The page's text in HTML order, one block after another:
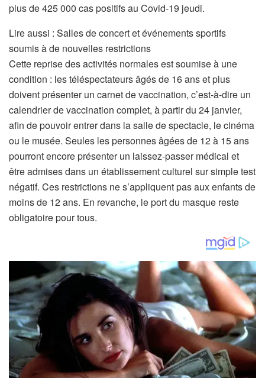
plus de 425 000 cas positifs au Covid-19 jeudi.
Lire aussi : A
r
t
i
c
l
e
r
é
s
e
r
v
n
o
n
Salles de concert et événements sportifs
soumis à de nouvelles restrictions
Cette reprise des activités normales est soumise à une
condition : les téléspectateurs âgés de 16 ans et plus
doivent présenter un carnet de vaccination, c’est-à-dire un
calendrier de vaccination complet, à partir du 24 janvier,
afin de pouvoir entrer dans la salle de spectacle, le cinéma
ou le musée. Seules les personnes âgées de 12 à 15 ans
pourront encore présenter un laissez-passer médical et
être admises dans un établissement culturel sur simple test
négatif. Ces restrictions ne s’appliquent pas aux enfants de
moins de 12 ans. En revanche, le port du masque reste
obligatoire pour tous.